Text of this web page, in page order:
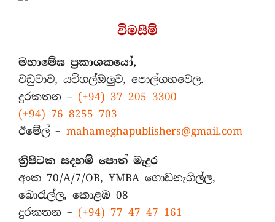
විමසීම්
මහාමේඝ ප්‍රකාශකයෝ,
වඩුවාව, යටිගල්ඔලුව, පොල්ගහවෙල.
දුරකතන – (+94) 37 205 3300
(+94) 76 8255 703
ඊමේල් – mahameghapublishers@gmail.com
ත්‍රිපිටක සදහම් පොත් මැදුර
අංක 70/A/7/OB, YMBA ගොඩනැගිල්ල,
බොරැල්ල, කොළඹ 08
දුරකතන – (+94) 77 47 47 161